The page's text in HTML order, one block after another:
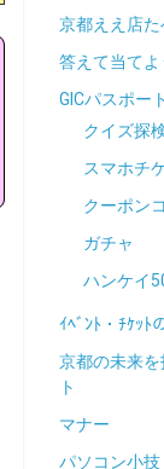
京都ええ店
答えて当て
GICパスポート
クイズ探
スマホチ
クーポン
ガチャ
ハンケイ
ｲﾍﾞﾝﾄ・ﾁｹｯﾄ
京都の未来
ト
マナー
パソコン小技